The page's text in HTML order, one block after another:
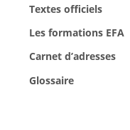
Textes officiels
Les formations EFA
Carnet d’adresses
Glossaire